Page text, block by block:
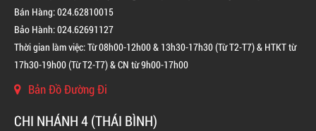
BÌNH CHỮA CHÁY KHÍ FM200 CHO TỦ ĐIỆN
Bán Hàng: 024.62810015
Bảo Hành: 024.62691127
Thời gian làm việc: Từ 08h00-12h00 & 13h30-17h30 (Từ T2-T7) & HTKT từ
17h30-19h00 (Từ T2-T7) & CN từ 9h00-17h00
Bản Đồ Đường Đi
CHI NHÁNH 4 (THÁI BÌNH)